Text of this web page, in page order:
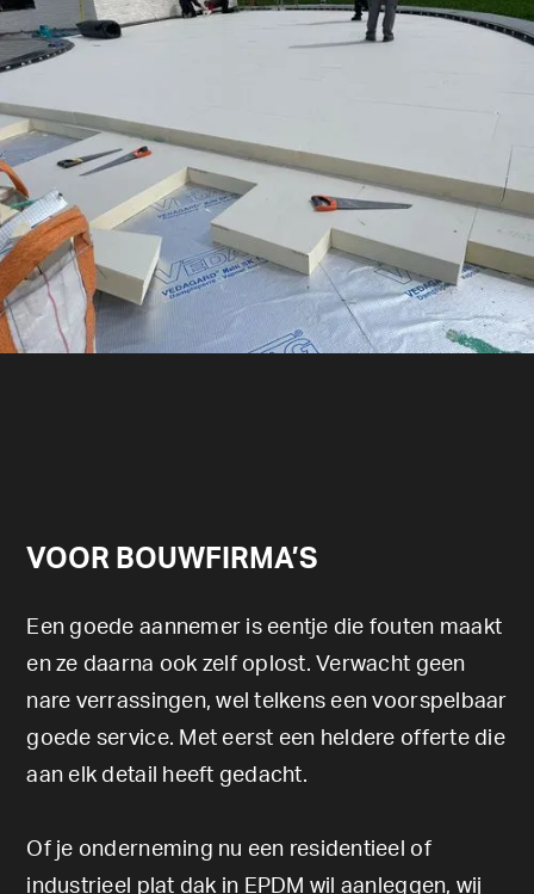
VOOR BOUWFIRMA’S
Een goede aannemer is eentje die fouten maakt
en ze daarna ook zelf oplost. Verwacht geen
nare verrassingen, wel telkens een voorspelbaar
goede service. Met eerst een heldere offerte die
aan elk detail heeft gedacht.
Of je onderneming nu een residentieel of
industrieel plat dak in EPDM wil aanleggen, wij